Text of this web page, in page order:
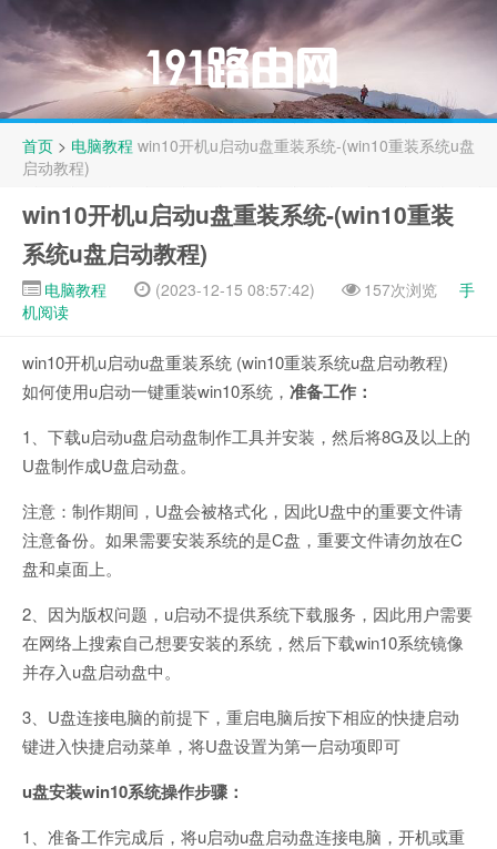
首页 > 电脑教程 win10开机u启动u盘重装系统-(win10重装系统u盘
启动教程)
win10开机u启动u盘重装系统-(win10重装
系统u盘启动教程)
电脑教程 (2023-12-15 08:57:42) 157次浏览
手
机阅读
win10开机u启动u盘重装系统 (win10重装系统u盘启动教程)
如何使用u启动一键重装win10系统， 准备工作：
1、下载u启动u盘启动盘制作工具并安装，然后将8G及以上的
U盘制作成U盘启动盘。
注意：制作期间，U盘会被格式化，因此U盘中的重要文件请
注意备份。如果需要安装系统的是C盘，重要文件请勿放在C
盘和桌面上。
2、因为版权问题，u启动不提供系统下载服务，因此用户需要
在网络上搜索自己想要安装的系统，然后下载win10系统镜像
并存入u盘启动盘中。
3、U盘连接电脑的前提下，重启电脑后按下相应的快捷启动
键进入快捷启动菜单，将U盘设置为第一启动项即可
u盘安装win10系统操作步骤：
1、准备工作完成后，将u启动u盘启动盘连接电脑，开机或重